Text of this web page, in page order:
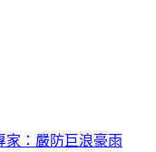
萬也中